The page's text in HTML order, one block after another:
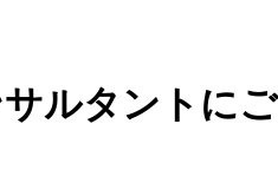
ルタントに